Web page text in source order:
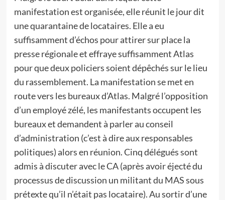
manifestation est organisée, elle réunit le jour dit
une quarantaine de locataires. Elle a eu
suffisamment d’échos pour attirer sur place la
presse régionale et effraye suffisamment Atlas
pour que deux policiers soient dépêchés sur le lieu
du rassemblement. La manifestation se met en
route vers les bureaux d’Atlas. Malgré l’opposition
d’un employé zélé, les manifestants occupent les
bureaux et demandent à parler au conseil
d’administration (c’est à dire aux responsables
politiques) alors en réunion. Cinq délégués sont
admis à discuter avec le CA (après avoir éjecté du
processus de discussion un militant du MAS sous
prétexte qu’il n’était pas locataire). Au sortir d’une